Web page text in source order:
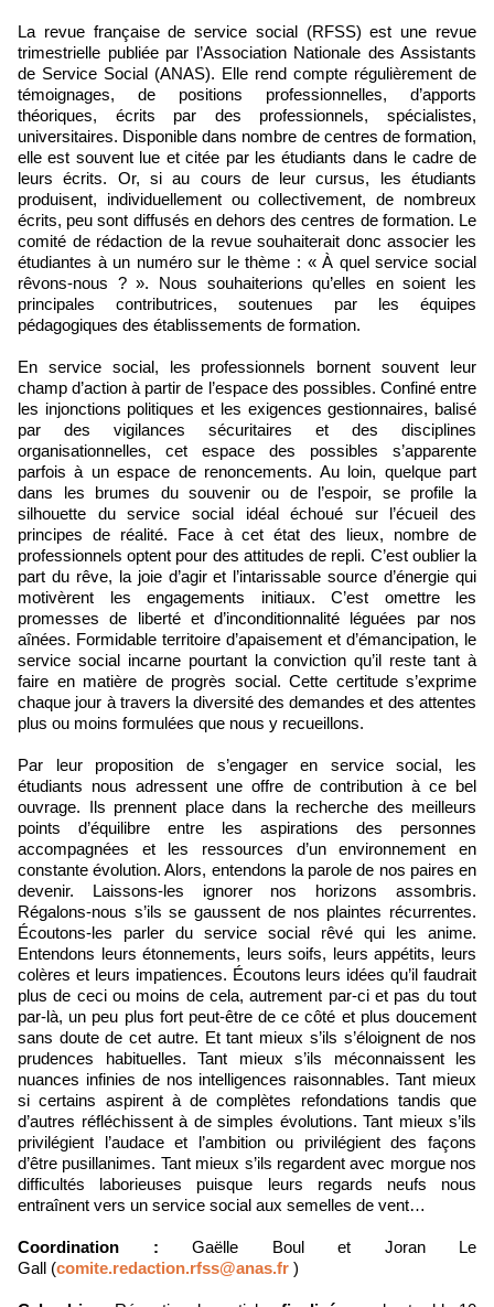
La revue française de service social (RFSS) est une revue
trimestrielle publiée par l’Association Nationale des Assistants
de Service Social (ANAS). Elle rend compte régulièrement de
témoignages, de positions professionnelles, d’apports
théoriques, écrits par des professionnels, spécialistes,
universitaires. Disponible dans nombre de centres de formation,
elle est souvent lue et citée par les étudiants dans le cadre de
leurs écrits. Or, si au cours de leur cursus, les étudiants
produisent, individuellement ou collectivement, de nombreux
écrits, peu sont diffusés en dehors des centres de formation. Le
comité de rédaction de la revue souhaiterait donc associer les
étudiantes à un numéro sur le thème : « À quel service social
rêvons-nous ? ». Nous souhaiterions qu’elles en soient les
principales contributrices, soutenues par les équipes
pédagogiques des établissements de formation.
En service social, les professionnels bornent souvent leur
champ d’action à partir de l’espace des possibles. Confiné entre
les injonctions politiques et les exigences gestionnaires, balisé
par des vigilances sécuritaires et des disciplines
organisationnelles, cet espace des possibles s’apparente
parfois à un espace de renoncements. Au loin, quelque part
dans les brumes du souvenir ou de l’espoir, se profile la
silhouette du service social idéal échoué sur l’écueil des
principes de réalité. Face à cet état des lieux, nombre de
professionnels optent pour des attitudes de repli. C’est oublier la
part du rêve, la joie d’agir et l’intarissable source d’énergie qui
motivèrent les engagements initiaux. C’est omettre les
promesses de liberté et d’inconditionnalité léguées par nos
aînées. Formidable territoire d’apaisement et d’émancipation, le
service social incarne pourtant la conviction qu’il reste tant à
faire en matière de progrès social. Cette certitude s’exprime
chaque jour à travers la diversité des demandes et des attentes
plus ou moins formulées que nous y recueillons.
Par leur proposition de s’engager en service social, les
étudiants nous adressent une offre de contribution à ce bel
ouvrage. Ils prennent place dans la recherche des meilleurs
points d’équilibre entre les aspirations des personnes
accompagnées et les ressources d’un environnement en
constante évolution. Alors, entendons la parole de nos paires en
devenir. Laissons-les ignorer nos horizons assombris.
Régalons-nous s’ils se gaussent de nos plaintes récurrentes.
Écoutons-les parler du service social rêvé qui les anime.
Entendons leurs étonnements, leurs soifs, leurs appétits, leurs
colères et leurs impatiences. Écoutons leurs idées qu’il faudrait
plus de ceci ou moins de cela, autrement par-ci et pas du tout
par-là, un peu plus fort peut-être de ce côté et plus doucement
sans doute de cet autre. Et tant mieux s’ils s’éloignent de nos
prudences habituelles. Tant mieux s’ils méconnaissent les
nuances infinies de nos intelligences raisonnables. Tant mieux
si certains aspirent à de complètes refondations tandis que
d’autres réfléchissent à de simples évolutions. Tant mieux s’ils
privilégient l’audace et l’ambition ou privilégient des façons
d’être pusillanimes. Tant mieux s’ils regardent avec morgue nos
difficultés laborieuses puisque leurs regards neufs nous
entraînent vers un service social aux semelles de vent…
Coordination : Gaëlle Boul et Joran Le
Gall (comite.redaction.rfss@anas.fr )